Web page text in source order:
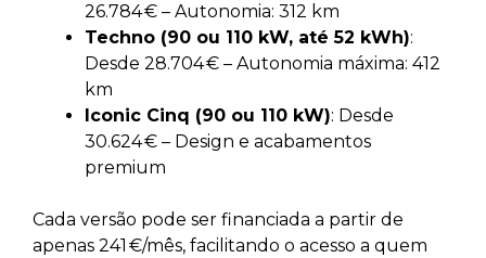
26.784 € – Autonomia: 312 km
Techno (90 ou 110 kW, até 52 kWh):
Desde 28.704 € – Autonomia máxima: 412
km
Iconic Cinq (90 ou 110 kW): Desde
30.624 € – Design e acabamentos
premium
Cada versão pode ser financiada a partir de
apenas 241 €/mês, facilitando o acesso a quem